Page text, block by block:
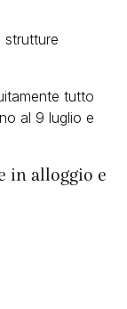
strutture
tutto
al 9 luglio e
in alloggio e